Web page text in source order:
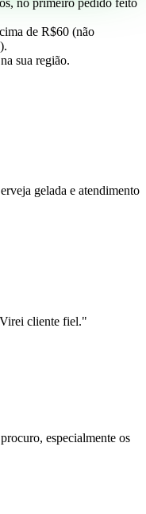
de R$60 (não
sua região.
gelada e atendimento
cliente fiel."
especialmente os